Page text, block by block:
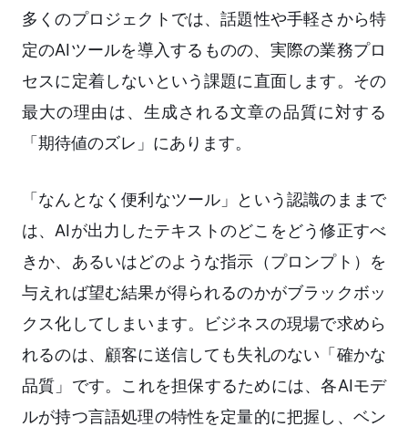
多くのプロジェクトでは、話題性や手軽さから特
定のAIツールを導入するものの、実際の業務プロ
セスに定着しないという課題に直面します。その
最大の理由は、生成される文章の品質に対する
「期待値のズレ」にあります。
「なんとなく便利なツール」という認識のままで
は、AIが出力したテキストのどこをどう修正すべ
きか、あるいはどのような指示（プロンプト）を
与えれば望む結果が得られるのかがブラックボッ
クス化してしまいます。ビジネスの現場で求めら
れるのは、顧客に送信しても失礼のない「確かな
品質」です。これを担保するためには、各AIモデ
ルが持つ言語処理の特性を定量的に把握し、ベン